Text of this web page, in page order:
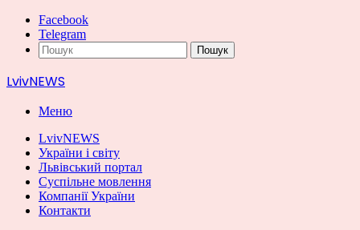
Facebook
Telegram
Пошук
LvivNEWS
Меню
LvivNEWS
України і світу
Львівський портал
Суспільне мовлення
Компанії України
Контакти